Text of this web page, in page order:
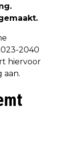
2040
hiervoor
aan.